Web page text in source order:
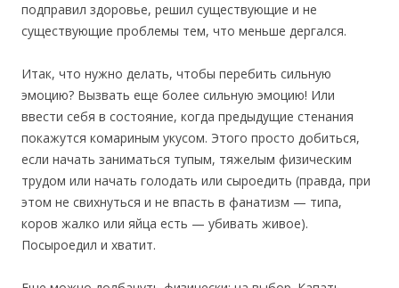
подправил здоровье, решил существующие и не
существующие проблемы тем, что меньше дергался.
Итак, что нужно делать, чтобы перебить сильную
эмоцию? Вызвать еще более сильную эмоцию! Или
ввести себя в состояние, когда предыдущие стенания
покажутся комариным укусом. Этого просто добиться,
если начать заниматься тупым, тяжелым физическим
трудом или начать голодать или сыроедить (правда, при
этом не свихнуться и не впасть в фанатизм — типа,
коров жалко или яйца есть — убивать живое).
Посыроедил и хватит.